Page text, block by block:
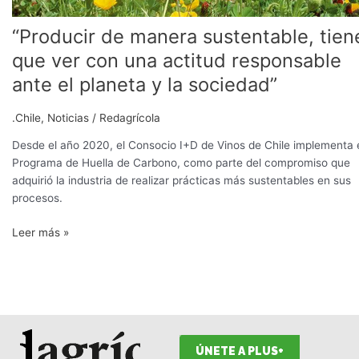
“Producir de manera sustentable,
que ver con una actitud responsable
ante el planeta y la sociedad”
.Chile, Noticias / Redagrícola
Desde el año 2020, el Consocio I+D de Vinos de Chile implementa
Programa de Huella de Carbono, como parte del compromiso que
adquirió la industria de realizar prácticas más sustentables en sus
procesos.
y
sociedad”
Leer más »
ÚNETE A PLUS+